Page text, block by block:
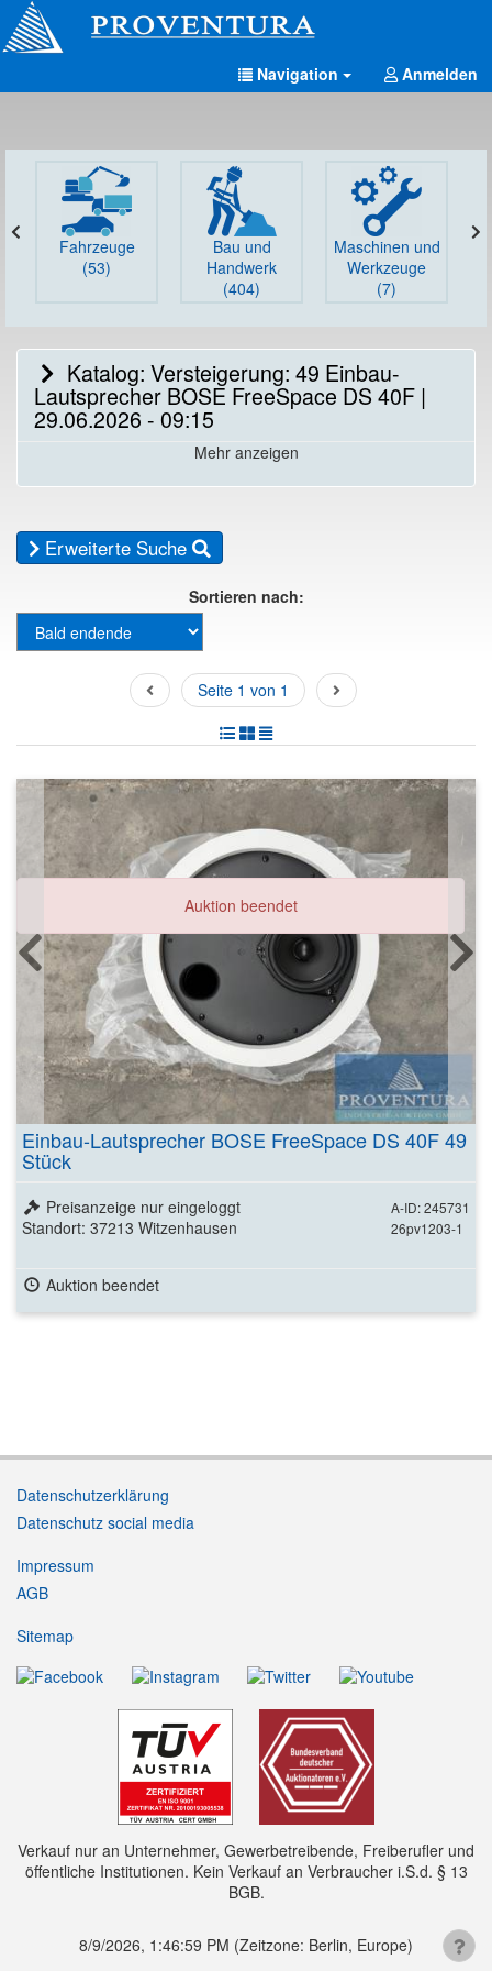
Navigation Anmelden
Fahrzeuge
(53)
Bau und
Handwerk
(404)
Maschinen und
Werkzeuge
(7)
Katalog: Versteigerung: 49 Einbau-
Lautsprecher BOSE FreeSpace DS 40F |
29.06.2026 - 09:15
Mehr anzeigen
Erweiterte Suche
Sortieren nach:
Seite 1 von 1
Auktion beendet
Einbau-Lautsprecher BOSE FreeSpace DS 40F 49
Stück
A-ID: 245731
26pv1203-1
Preisanzeige nur eingeloggt
Standort: 37213 Witzenhausen
Auktion beendet
Datenschutzerklärung
Datenschutz social media
Impressum
AGB
Sitemap
Verkauf nur an Unternehmer, Gewerbetreibende, Freiberufler und
öffentliche Institutionen. Kein Verkauf an Verbraucher i.S.d. § 13
BGB.
8/9/2026, 1:46:59 PM (Zeitzone: Berlin, Europe)